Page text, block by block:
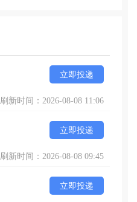
立即投递
刷新时间：2026-08-08 11:06
立即投递
刷新时间：2026-08-08 09:45
立即投递